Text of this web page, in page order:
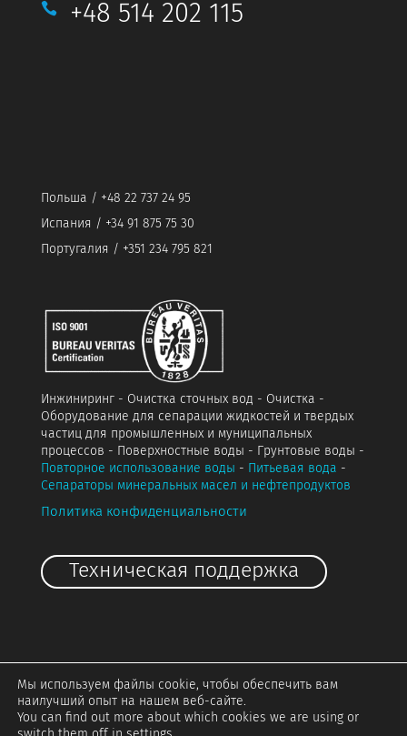
 +48 514 202 115
Польша / +48 22 737 24 95
Испания / +34 91 875 75 30
Португалия / +351 234 795 821
Инжиниринг - Очистка сточных вод - Очистка -
Оборудование для сепарации жидкостей и твердых
частиц для промышленных и муниципальных
процессов - Поверхностные воды - Грунтовые воды -
Повторное использование воды - Питьевая вода -
Сепараторы минеральных масел и нефтепродуктов
Политика конфиденциальности
Техническая поддержка
Мы используем файлы cookie, чтобы обеспечить вам
наилучший опыт на нашем веб-сайте.
You can find out more about which cookies we are using or